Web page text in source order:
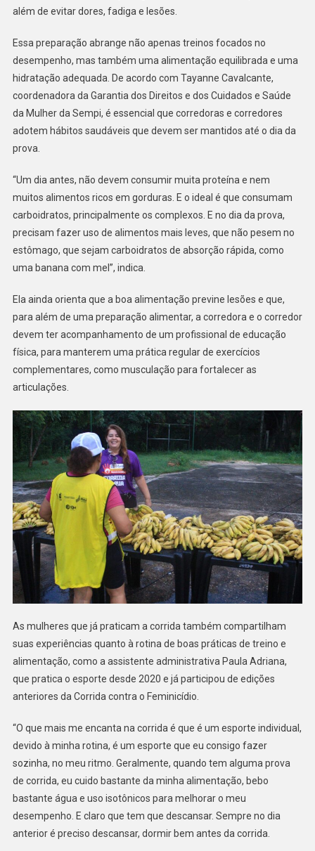
além de evitar dores, fadiga e lesões.
Essa preparação abrange não apenas treinos focados no
desempenho, mas também uma alimentação equilibrada e uma
hidratação adequada. De acordo com Tayanne Cavalcante,
coordenadora da Garantia dos Direitos e dos Cuidados e Saúde
da Mulher da Sempi, é essencial que corredoras e corredores
adotem hábitos saudáveis que devem ser mantidos até o dia da
prova.
“Um dia antes, não devem consumir muita proteína e nem
muitos alimentos ricos em gorduras. E o ideal é que consumam
carboidratos, principalmente os complexos. E no dia da prova,
precisam fazer uso de alimentos mais leves, que não pesem no
estômago, que sejam carboidratos de absorção rápida, como
uma banana com mel”, indica.
Ela ainda orienta que a boa alimentação previne lesões e que,
para além de uma preparação alimentar, a corredora e o corredor
devem ter acompanhamento de um profissional de educação
física, para manterem uma prática regular de exercícios
complementares, como musculação para fortalecer as
articulações.
As mulheres que já praticam a corrida também compartilham
suas experiências quanto à rotina de boas práticas de treino e
alimentação, como a assistente administrativa Paula Adriana,
que pratica o esporte desde 2020 e já participou de edições
anteriores da Corrida contra o Feminicídio.
“O que mais me encanta na corrida é que é um esporte individual,
devido à minha rotina, é um esporte que eu consigo fazer
sozinha, no meu ritmo. Geralmente, quando tem alguma prova
de corrida, eu cuido bastante da minha alimentação, bebo
bastante água e uso isotônicos para melhorar o meu
desempenho. E claro que tem que descansar. Sempre no dia
anterior é preciso descansar, dormir bem antes da corrida.